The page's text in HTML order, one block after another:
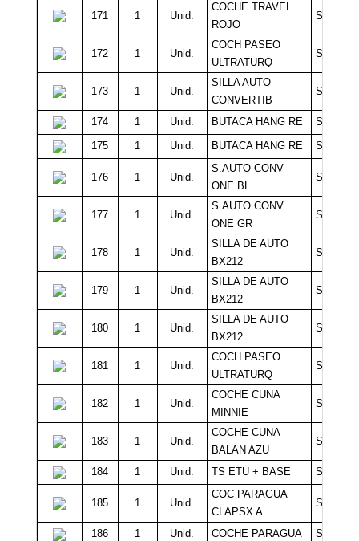
171 1 Unid.
COCHE TRAVEL
ROJO
Sin
172 1 Unid.
COCH PASEO
ULTRATURQ
Sin
173 1 Unid.
SILLA AUTO
CONVERTIB
Sin
174 1 Unid. BUTACA HANG RE
Sin
175
1 Unid. BUTACA HANG RE Sin
176 1 Unid.
S.AUTO CONV
ONE BL
Sin
177 1 Unid.
S.AUTO CONV
ONE GR
Sin
178 1 Unid.
SILLA DE AUTO
BX212
Sin
179 1 Unid.
SILLA DE AUTO
BX212
Sin
180 1 Unid.
SILLA DE AUTO
BX212
Sin
181 1 Unid.
COCH PASEO
ULTRATURQ
Sin
182 1 Unid.
COCHE CUNA
MINNIE
Sin
183 1 Unid.
COCHE CUNA
BALAN AZU
Sin
184 1 Unid. TS ETU + BASE Sin
185 1 Unid.
COC PARAGUA
CLAPSX A
Sin
186 1 Unid. COCHE PARAGUA
Sin